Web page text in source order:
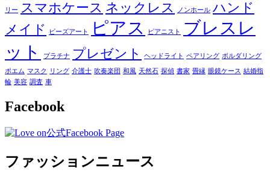
リー スマホケース ネックレス ノンホール ハンド
メイド
ビーズアート ピアス ピアニスト
ブレスレ
ット
プラチナ プレゼント ヘッドライト ペアリング ボルダリング
ポエム マスク リング 介護士 吹奏楽団 和風 天然石 探偵 書家 畳縁 眼鏡ケース 結婚指
輪 美容 調査 車
Facebook
ファッションニュース